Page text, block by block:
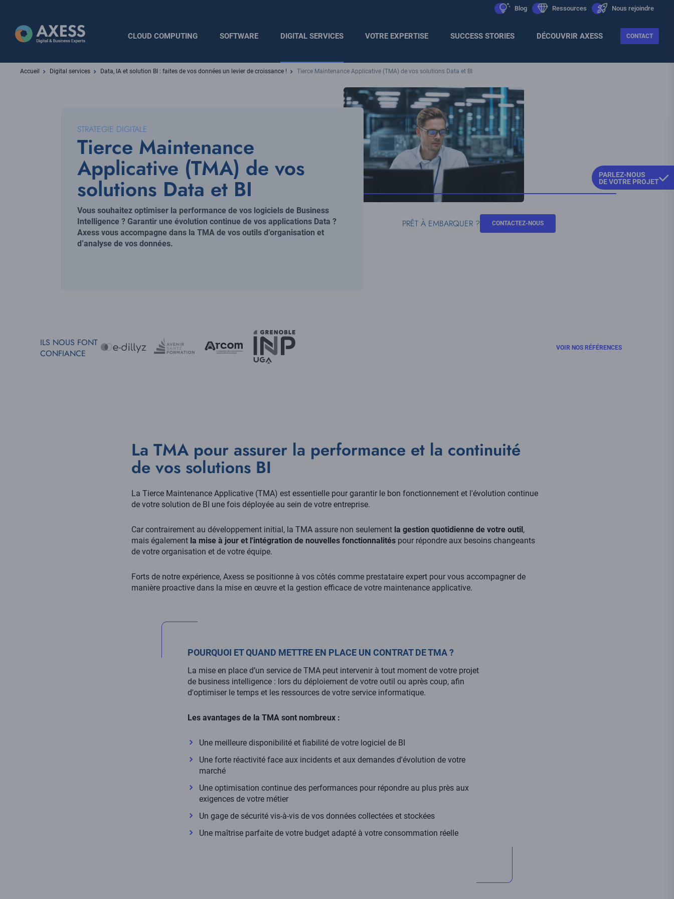
contenu
principal
Blog
icon Ressources
icon Nous rejoindre
icon
principale
CLOUD COMPUTING SOFTWARE DIGITAL SERVICES VOTRE EXPERTISE SUCCESS STORIES DÉCOUVRIR AXESS CONTACT
Accueil Digital services Data, IA et solution BI : faites de vos données un levier de croissance ! Tierce Maintenance Applicative (TMA) de vos solutions Data et BI
STRATEGIE DIGITALE
Tierce Maintenance
Applicative (TMA) de vos
solutions Data et BI
Vous souhaitez optimiser la performance de vos logiciels de Business
Intelligence ? Garantir une évolution continue de vos applications Data ?
Axess vous accompagne dans la TMA de vos outils d’organisation et
d’analyse de vos données.
PRÊT À EMBARQUER ? CONTACTEZ-NOUS
PARLEZ-NOUS
DE VOTRE PROJET
ILS NOUS FONT
CONFIANCE
VOIR NOS RÉFÉRENCES
La TMA pour assurer la performance et la continuité
de vos solutions BI
La Tierce Maintenance Applicative (TMA) est essentielle pour garantir le bon fonctionnement et l'évolution continue
de votre solution de BI une fois déployée au sein de votre entreprise.
Car contrairement au développement initial, la TMA assure non seulement la gestion quotidienne de votre outil ,
mais également la mise à jour et l'intégration de nouvelles fonctionnalités pour répondre aux besoins changeants
de votre organisation et de votre équipe.
Forts de notre expérience, Axess se positionne à vos côtés comme prestataire expert pour vous accompagner de
manière proactive dans la mise en œuvre et la gestion efficace de votre maintenance applicative.
POURQUOI ET QUAND METTRE EN PLACE UN CONTRAT DE TMA ?
La mise en place d’un service de TMA peut intervenir à tout moment de votre projet
de business intelligence : lors du déploiement de votre outil ou après coup, afin
d'optimiser le temps et les ressources de votre service informatique.
Les avantages de la TMA sont nombreux :
Une meilleure disponibilité et fiabilité de votre logiciel de BI
Une forte réactivité face aux incidents et aux demandes d'évolution de votre
marché
Une optimisation continue des performances pour répondre au plus près aux
exigences de votre métier
Un gage de sécurité vis-à-vis de vos données collectées et stockées
Une maîtrise parfaite de votre budget adapté à votre consommation réelle